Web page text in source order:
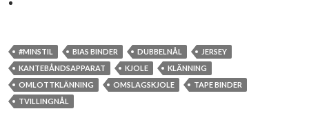
#MINSTIL BIAS BINDER DUBBELNÅL
JERSEY
KANTEBÅNDSAPPARAT
KJOLE
KLÄNNING
OMLOTTKLÄNNING
OMSLAGSKJOLE
TAPE BINDER
TVILLINGNÅL